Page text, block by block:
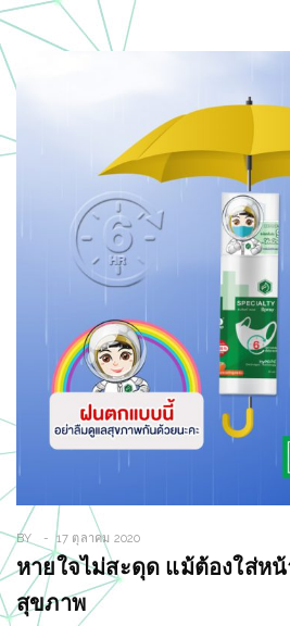
BY 17 ตุลาคม 2020
หายใจไม่สะดุด แม้ต้องใส่ห
สุขภาพ